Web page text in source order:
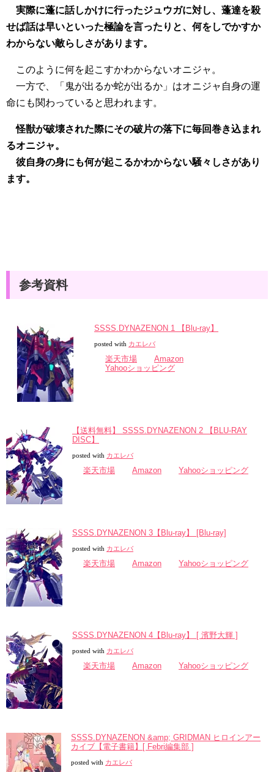
実際に蓬に話しかけに行ったジュウガに対し、蓬達を殺
せば話は早いといった極論を言ったりと、何をしでかすか
わからない敵らしさがあります。
このように何を起こすかわからないオニジャ。
一方で、「鬼が出るか蛇が出るか」はオニジャ自身の運
命にも関わっていると思われます。
怪獣が破壊された際にその破片の落下に毎回巻き込まれ
るオニジャ。
彼自身の身にも何が起こるかわからない騒々しさがあり
ます。
参考資料
SSSS.DYNAZENON 1 【Blu-ray】
posted with カエレバ
楽天市場
Amazon
Yahooショッピング
【送料無料】 SSSS.DYNAZENON 2 【BLU-RAY
DISC】
posted with カエレバ
楽天市場 Amazon Yahooショッピング
SSSS.DYNAZENON 3【Blu-ray】 [Blu-ray]
posted with カエレバ
楽天市場 Amazon Yahooショッピング
SSSS.DYNAZENON 4【Blu-ray】 [ 濱野大輝 ]
posted with カエレバ
楽天市場 Amazon Yahooショッピング
SSSS.DYNAZENON &amp; GRIDMAN ヒロインアー
カイブ【電子書籍】[ Febri編集部 ]
posted with カエレバ